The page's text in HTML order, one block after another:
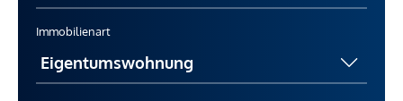
Immobilienart